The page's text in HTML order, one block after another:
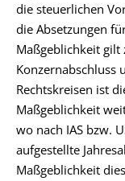
die steuerlichen
die Absetzungen
Maßgeblichkeit gilt
Konzernabschluss
Rechtskreisen ist
Maßgeblichkeit
wo nach IAS bzw.
aufgestellte
Maßgeblichkeit